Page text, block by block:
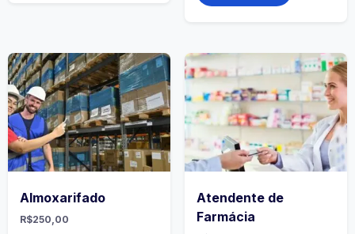
Almoxarifado
R$250,00
Atendente de
Farmácia